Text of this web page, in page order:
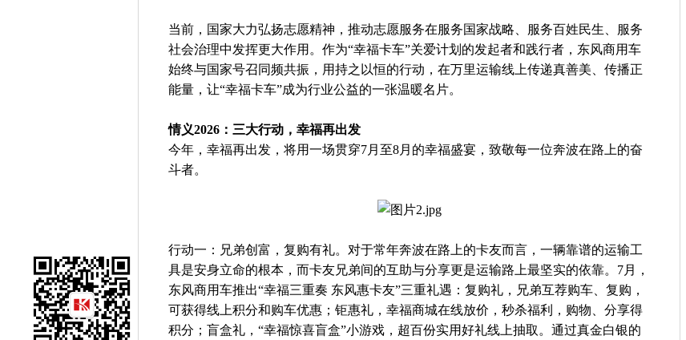
当前，国家大力弘扬志愿精神，推动志愿服务在服务国家战略、服务百姓民生、服务
社会治理中发挥更大作用。作为“幸福卡车”关爱计划的发起者和践行者，东风商用车
始终与国家号召同频共振，用持之以恒的行动，在万里运输线上传递真善美、传播正
能量，让“幸福卡车”成为行业公益的一张温暖名片。
情义2026：三大行动，幸福再出发
今年，幸福再出发，将用一场贯穿7月至8月的幸福盛宴，致敬每一位奔波在路上的奋
斗者。
行动一：兄弟创富，复购有礼。对于常年奔波在路上的卡友而言，一辆靠谱的运输工
具是安身立命的根本，而卡友兄弟间的互助与分享更是运输路上最坚实的依靠。7月，
东风商用车推出“幸福三重奏 东风惠卡友”三重礼遇：复购礼，兄弟互荐购车、复购，
可获得线上积分和购车优惠；钜惠礼，幸福商城在线放价，秒杀福利，购物、分享得
积分；盲盒礼，“幸福惊喜盲盒”小游戏，超百份实用好礼线上抽取。通过真金白银的